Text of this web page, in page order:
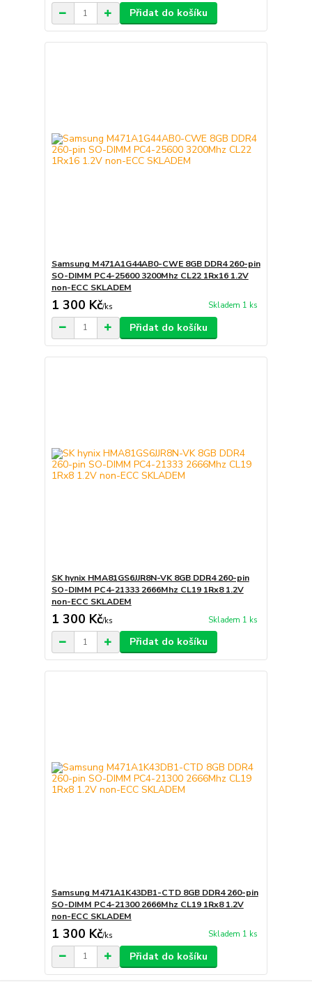
Přidat do košíku
Samsung M471A1G44AB0-CWE 8GB DDR4 260-pin
SO-DIMM PC4-25600 3200Mhz CL22 1Rx16 1.2V
non-ECC SKLADEM
1 300 Kč/ks Skladem 1 ks
Přidat do košíku
SK hynix HMA81GS6JJR8N-VK 8GB DDR4 260-pin
SO-DIMM PC4-21333 2666Mhz CL19 1Rx8 1.2V
non-ECC SKLADEM
1 300 Kč/ks Skladem 1 ks
Přidat do košíku
Samsung M471A1K43DB1-CTD 8GB DDR4 260-pin
SO-DIMM PC4-21300 2666Mhz CL19 1Rx8 1.2V
non-ECC SKLADEM
1 300 Kč/ks Skladem 1 ks
Přidat do košíku